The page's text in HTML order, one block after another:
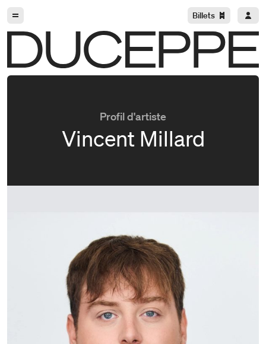
Billets
Profil d'artiste
Vincent Millard